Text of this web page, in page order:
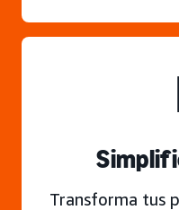
Transforma tus